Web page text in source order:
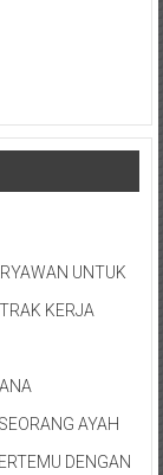
UNTUK
KERJA
AYAH
DENGAN